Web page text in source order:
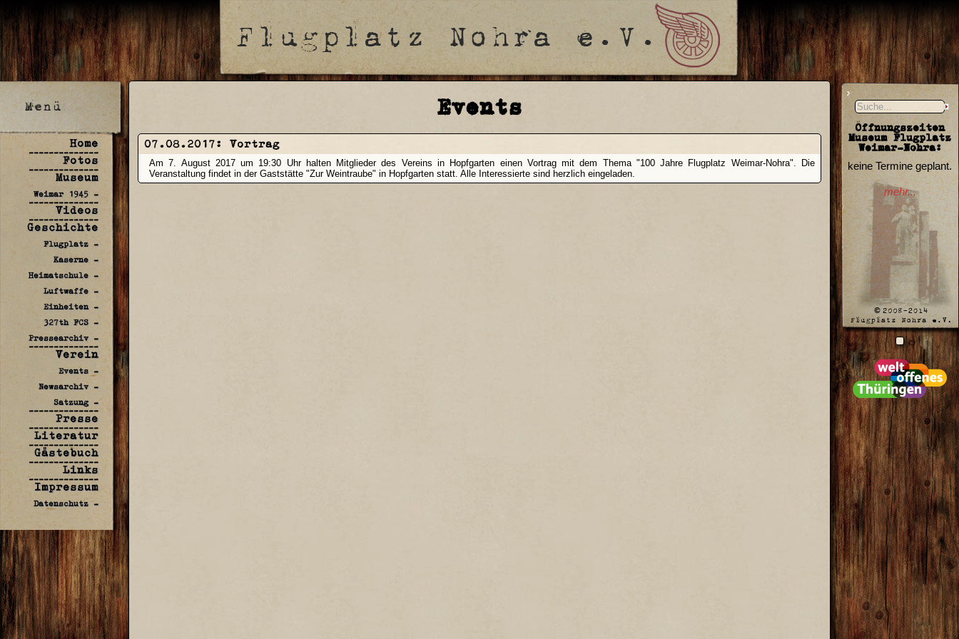
Home
--------------
Fotos
--------------
Museum
Weimar 1945 -
--------------
Videos
--------------
Geschichte
Flugplatz -
Kaserne -
Heimatschule -
Luftwaffe -
Einheiten -
327th FCS -
Pressearchiv -
--------------
Verein
Events -
Newsarchiv -
Satzung -
--------------
Presse
--------------
Literatur
--------------
Gästebuch
--------------
Links
--------------
Impressum
Datenschutz -
Öffnungszeiten
Museum Flugplatz
Weimar-Nohra:
keine Termine geplant.
mehr...
Events
07.08.2017: Vortrag
Am 7. August 2017 um 19:30 Uhr halten Mitglieder des Vereins in Hopfgarten einen Vortrag mit dem Thema "100 Jahre Flugplatz Weimar-Nohra". Die
Veranstaltung findet in der Gaststätte "Zur Weintraube" in Hopfgarten statt. Alle Interessierte sind herzlich eingeladen.